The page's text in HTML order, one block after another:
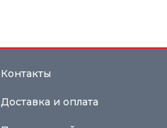
Контакты
Доставка и оплата